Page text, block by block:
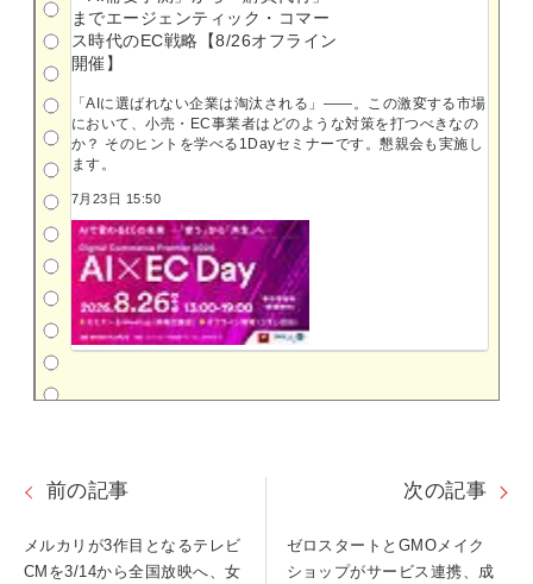
までエージェンティック・コマー
ス時代のEC戦略【8/26オフライン
開催】
「AIに選ばれない企業は淘汰される」――。この激変する市場
において、小売・EC事業者はどのような対策を打つべきなの
か？ そのヒントを学べる1Dayセミナーです。懇親会も実施し
ます。
7月23日 15:50
前の記事
メルカリが3作目となるテレビ
CMを3/14から全国放映へ、女
次の記事
ゼロスタートとGMOメイク
ショップがサービス連携、成